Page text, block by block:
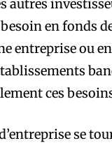
autres
en fonds
entreprise ou
ces
se